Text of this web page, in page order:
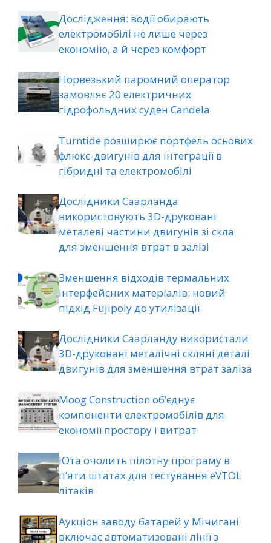
Дослідження: водії обирають
електромобілі не лише через
економію, а й через комфорт
Норвезький паромний оператор
замовляє 20 електричних
гідрофольдних суден Candela
Turntide розширює портфель осьових
флюкс-двигунів для інтеграції в
гібридні та електромобілі
Дослідники Саарланда
використовують 3D-друковані
металеві частини двигунів зі скла
для зменшення втрат в залізі
Зменшення відходів термальних
інтерфейсних матеріалів: новий
підхід Fujipoly до утилізації
Дослідники Саарланду використали
3D-друковані металічні скляні деталі
двигунів для зменшення втрат заліза
Moog Construction об’єднує
компоненти електромобілів для
економії простору і витрат
Юта очолить пілотну програму в
п’яти штатах для тестування eVTOL
літаків
Аукціон заводу батарей у Мічигані
включає автоматизовані лінії з